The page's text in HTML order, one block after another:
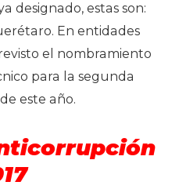
designado, estas son:
En entidades
el nombramiento
para la segunda
este año.